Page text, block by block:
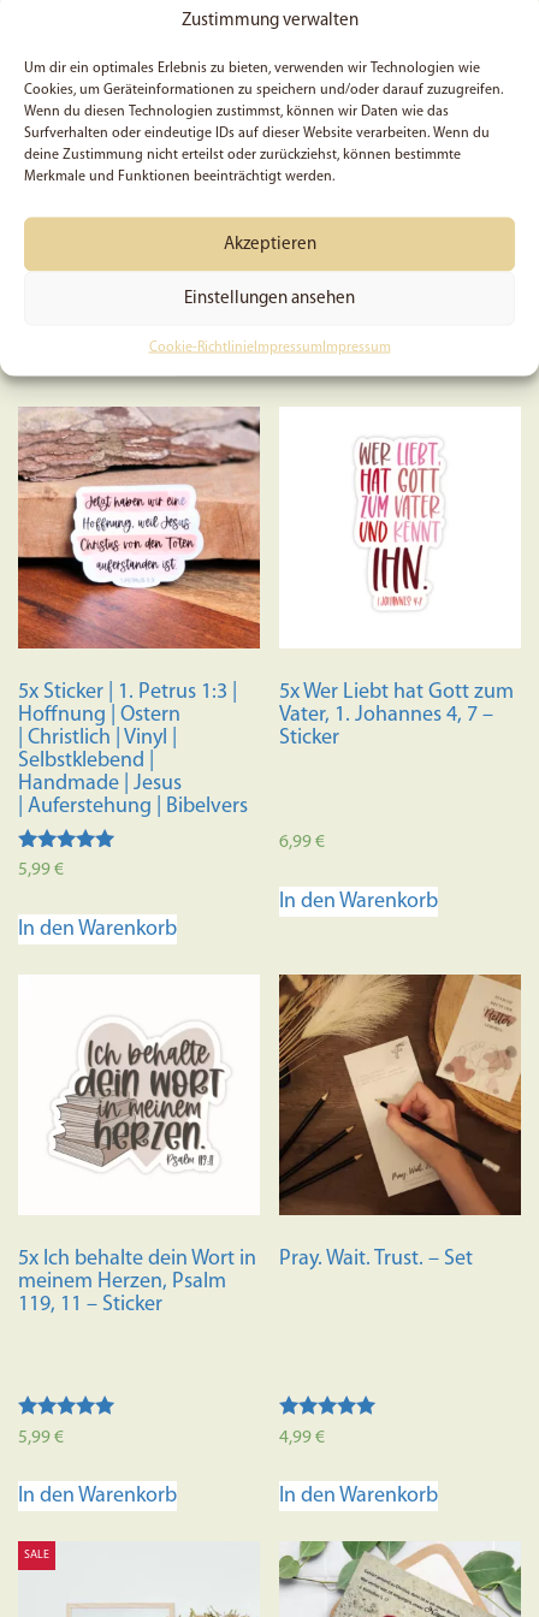
Zustimmung verwalten
Um dir ein optimales Erlebnis zu bieten, verwenden wir Technologien wie
Cookies, um Geräteinformationen zu speichern und/oder darauf zuzugreifen.
Wenn du diesen Technologien zustimmst, können wir Daten wie das
Surfverhalten oder eindeutige IDs auf dieser Website verarbeiten. Wenn du
deine Zustimmung nicht erteilst oder zurückziehst, können bestimmte
Merkmale und Funktionen beeinträchtigt werden.
Akzeptieren
Einstellungen ansehen
Cookie-RichtlinieImpressum Impressum
der
gewählt
werden
Die Witwe von Zarpat –
Sticker
2,99€
(Du sparst 25%)
Gott kennt unser Herz |
Magnet-Lesezeichen |
Christlich | Geschenk
4,50€
5x Sticker | 1. Petrus 1:3 |
Hoffnung | Ostern
| Christlich | Vinyl |
Selbstklebend |
Handmade | Jesus
| Auferstehung | Bibelvers
Bewertet mit
5,99€
In den Warenkorb
5x Wer Liebt hat Gott zum
Vater, 1. Johannes 4, 7 –
Sticker
6,99€
In den Warenkorb
5x Ich behalte dein Wort in
meinem Herzen, Psalm
119, 11 – Sticker
Bewertet mit
5.00
5,99€
In den Warenkorb
Pray. Wait. Trust. – Set
Bewertet mit
5.00
4,99€
In den Warenkorb
SALE